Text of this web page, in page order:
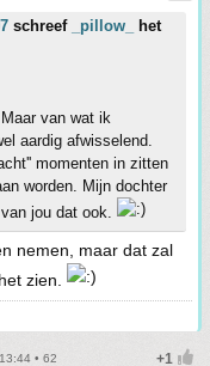
schreef _pillow_
het
van wat ik
aardig afwisselend.
momenten in zitten
worden. Mijn dochter
jou dat ook.
nemen, maar dat zal
zien.
• 62